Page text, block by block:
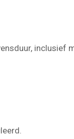
inclusief